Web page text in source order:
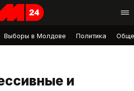
Выборы в Молдове Политика
и